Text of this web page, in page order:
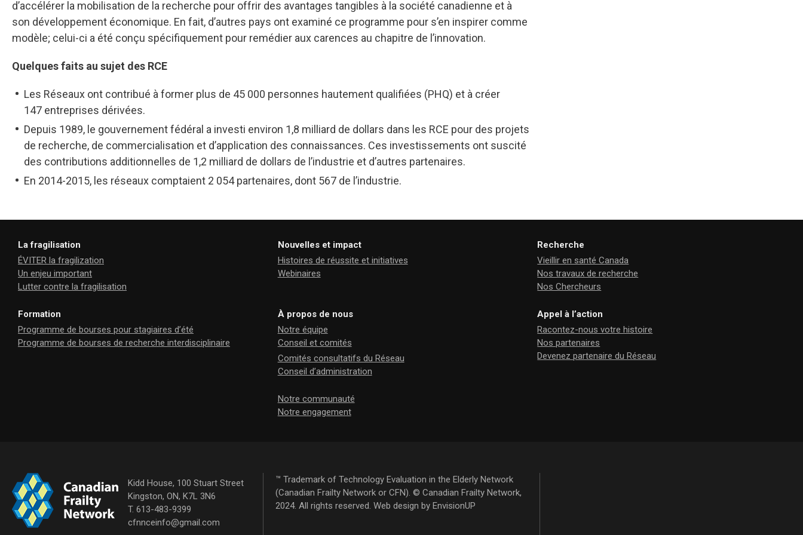
d’accélérer la mobilisation de la recherche pour offrir des avantages tangibles à la société canadienne et à
son développement économique. En fait, d’autres pays ont examiné ce programme pour s’en inspirer comme
modèle; celui-ci a été conçu spécifiquement pour remédier aux carences au chapitre de l’innovation.
Quelques faits au sujet des RCE
Les Réseaux ont contribué à former plus de 45 000 personnes hautement qualifiées (PHQ) et à créer
147 entreprises dérivées.
Depuis 1989, le gouvernement fédéral a investi environ 1,8 milliard de dollars dans les RCE pour des projets
de recherche, de commercialisation et d’application des connaissances. Ces investissements ont suscité
des contributions additionnelles de 1,2 milliard de dollars de l’industrie et d’autres partenaires.
En 2014-2015, les réseaux comptaient 2 054 partenaires, dont 567 de l’industrie.
La fragilisation
ÉVITER la fragilization
Un enjeu important
Lutter contre la fragilisation
Nouvelles et impact
Histoires de réussite et initiatives
Webinaires
Recherche
Vieillir en santé Canada
Nos travaux de recherche
Nos Chercheurs
Formation
Programme de bourses pour stagiaires d’été
Programme de bourses de recherche interdisciplinaire
À propos de nous
Notre équipe
Conseil et comités
Comités consultatifs du Réseau
Conseil d’administration
Notre communauté
Notre engagement
Appel à l’action
Racontez-nous votre histoire
Nos partenaires
Devenez partenaire du Réseau
Kidd House, 100 Stuart Street
Kingston, ON, K7L 3N6
T. 613-483-9399
cfnnceinfo@gmail.com
™ Trademark of Technology Evaluation in the Elderly Network
(Canadian Frailty Network or CFN). © Canadian Frailty Network,
2024. All rights reserved. Web design byEnvisionUP